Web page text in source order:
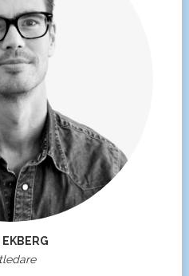
EKBERG